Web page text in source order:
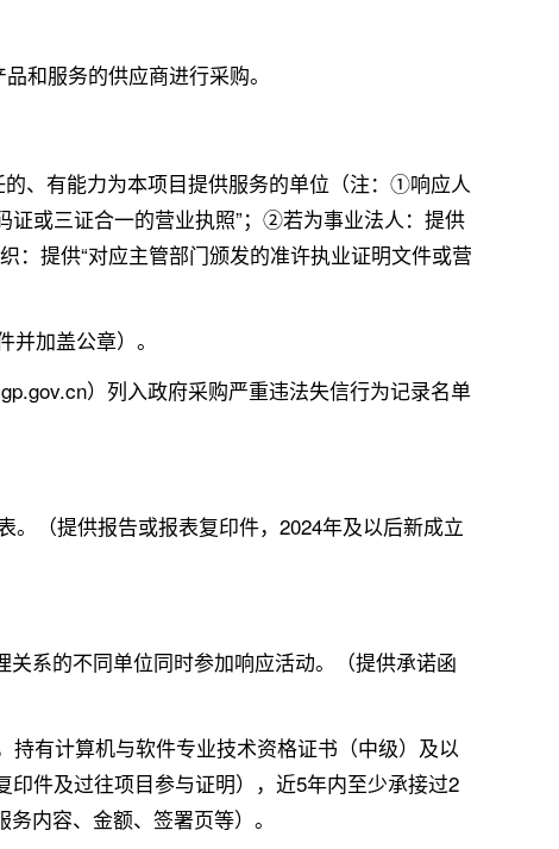
和服务的供应商进行采购。
、有能力为本项目提供服务的单位（注：①响应人
证或三证合一的营业执照”；②若为事业法人：提供
：提供“对应主管部门颁发的准许执业证明文件或营
加盖公章）。
）列入政府采购严重违法失信行为记录名单
。（提供报告或报表复印件，2024年及以后新成立
系的不同单位同时参加响应活动。（提供承诺函
有计算机与软件专业技术资格证书（中级）及以
件及过往项目参与证明），近5年内至少承接过2
内容、金额、签署页等）。